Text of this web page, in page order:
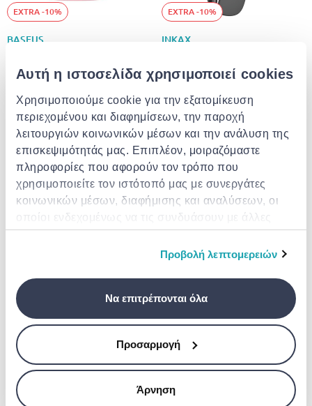
Αυτή η ιστοσελίδα χρησιμοποιεί cookies
Χρησιμοποιούμε cookie για την εξατομίκευση
περιεχομένου και διαφημίσεων, την παροχή
λειτουργιών κοινωνικών μέσων και την ανάλυση της
επισκεψιμότητάς μας. Επιπλέον, μοιραζόμαστε
πληροφορίες που αφορούν τον τρόπο που
χρησιμοποιείτε τον ιστότοπό μας με συνεργάτες
κοινωνικών μέσων, διαφήμισης και αναλύσεων, οι
οποίοι ενδεχομένως να τις συνδυάσουν με άλλες
πληροφορίες που τους έχετε παραχωρήσει ή τις
οποίες έχουν συλλέξει σε σχέση με την από μέρους
Προβολή λεπτομερειών
Να επιτρέπονται όλα
Προσαρμογή
Άρνηση
EXTRA -10%
BASEUS
EXTRA -10%
INKAX
€ 22.00
Baseus ασύρματα ακουστικά
ψείρες bowie e2
€ 35.00
Remax ασύρματα ακουστικά
ψείρες cozybuds w6